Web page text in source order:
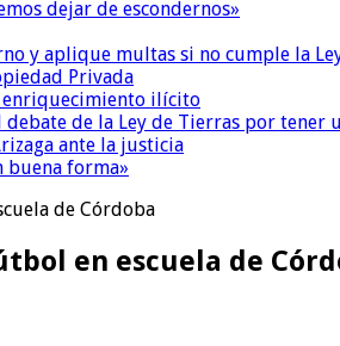
dejar de escondernos»
y aplique multas si no cumple la
Privada
enriquecimiento ilícito
de la Ley de Tierras por tener
ante la justicia
buena forma»
de Córdoba
en escuela de